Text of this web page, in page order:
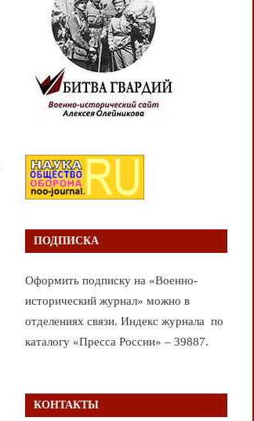
ПОДПИСКА
Оформить подписку на «Военно-
исторический журнал» можно в
отделениях связи. Индекс журнала по
каталогу «Пресса России» – 39887.
КОНТАКТЫ